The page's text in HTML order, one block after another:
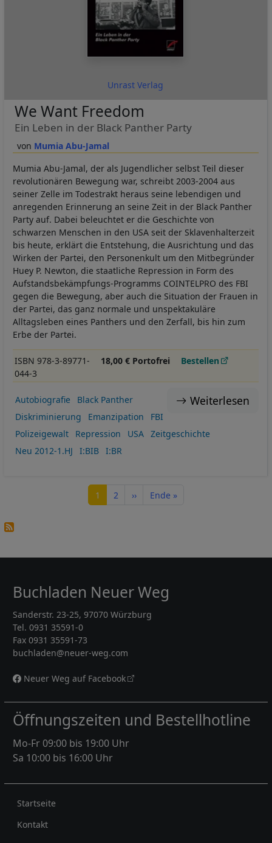
Unrast Verlag
Mumia Abu-Jamal
We Want Freedom
Ein Leben in der Black Panther Party
Mumia Abu-Jamal, der als Jugendlicher selbst Teil dieser
revolutionären Bewegung war, schreibt 2003-2004 aus
seiner Zelle im Todestrakt heraus seine lebendigen und
anregenden Erinnerung an seine Zeit in der Black Panther
Party auf. Dabei beleuchtet er die Geschichte von
schwarzen Menschen in den USA seit der Sklavenhalterzeit
bis heute, erklärt die Entstehung, die Ausrichtung und das
Wirken der Partei, den Personenkult um den Mitbegründer
Huey P. Newton, die staatliche Repression in Form des
Aufstandsbekämpfungs-Programms COINTELPRO des FBI
gegen die Bewegung, aber auch die Situation der Frauen in
der Partei, das ganz normale und unspektakuläre
Alltagsleben eines Panthers und den Zerfall, bis hin zum
Erbe der Partei.
ISBN 978-3-89771-
044-3
18,00 € Portofrei Bestellen
Weiterlesen
Autobiografie
Black Panther
Diskriminierung
Emanzipation
FBI
Polizeigewalt
Repression USA
Zeitgeschichte
Neu 2012-1.HJ
I:BIB I:BR
Seitennummerierung
Seite
1 Seite
2 Nächste Seite
›› Letzte Seite
Ende »
Buchladen Neuer Weg
Sanderstr. 23-25, 97070 Würzburg
Tel. 0931 35591-0
Fax 0931 35591-73
buchladen@neuer-weg.com
Neuer Weg auf Facebook
Öffnungszeiten und Bestellhotline
Mo-Fr 09:00 bis 19:00 Uhr
Sa 10:00 bis 16:00 Uhr
Rechtliches
Startseite
Kontakt